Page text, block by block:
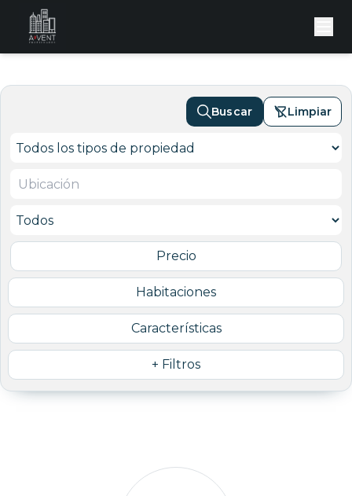
Precio
Habitaciones
Características
+ Filtros
Buscar Limpiar